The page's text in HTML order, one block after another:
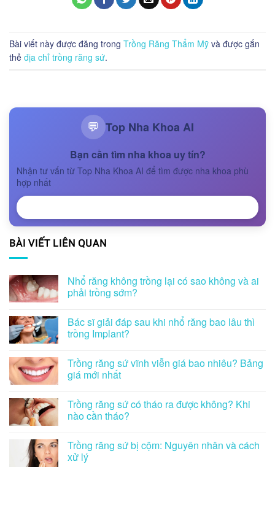
Bài viết này được đăng trong Trồng Răng Thẩm Mỹ và được gắn
thẻ địa chỉ trồng răng sứ.
💬 Top Nha Khoa AI
Bạn cần tìm nha khoa uy tín?
Nhận tư vấn từ Top Nha Khoa AI để tìm được nha khoa phù
hợp nhất
BÀI VIẾT LIÊN QUAN
Nhổ răng không trồng lại có sao không và ai
phải trồng sớm?
Bác sĩ giải đáp sau khi nhổ răng bao lâu thì
trồng Implant?
Trồng răng sứ vĩnh viễn giá bao nhiêu? Bảng
giá mới nhất
Trồng răng sứ có tháo ra được không? Khi
nào cần tháo?
Trồng răng sứ bị cộm: Nguyên nhân và cách
xử lý